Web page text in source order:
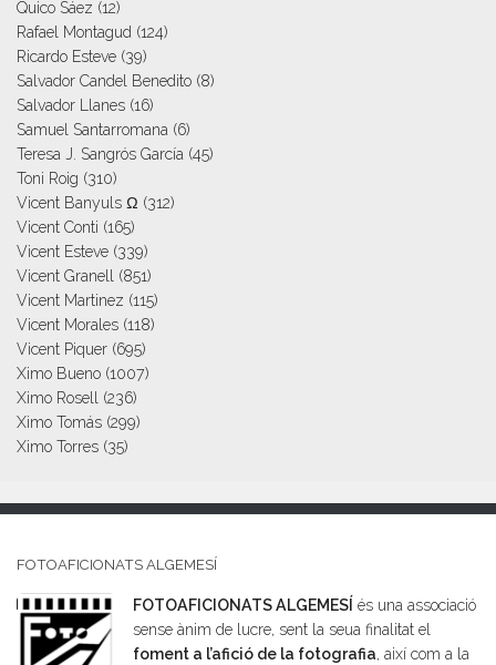
Quico Sáez (12)
Rafael Montagud (124)
Ricardo Esteve (39)
Salvador Candel Benedito (8)
Salvador Llanes (16)
Samuel Santarromana (6)
Teresa J. Sangrós García (45)
Toni Roig (310)
Vicent Banyuls Ω (312)
Vicent Conti (165)
Vicent Esteve (339)
Vicent Granell (851)
Vicent Martinez (115)
Vicent Morales (118)
Vicent Piquer (695)
Ximo Bueno (1007)
Ximo Rosell (236)
Ximo Tomás (299)
Ximo Torres (35)
FOTOAFICIONATS ALGEMESÍ
FOTOAFICIONATS ALGEMESÍ és una associació
sense ànim de lucre, sent la seua finalitat el
foment a l’afició de la fotografia, així com a la